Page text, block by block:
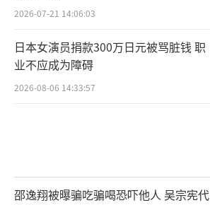
2026-07-21 14:06:03
日本女演员捐款300万日元被骂脏钱 职
业不应成为障碍
2026-08-06 14:33:57
邵逸翔被曝骗吃骗喝恐吓他人 吴宗宪代